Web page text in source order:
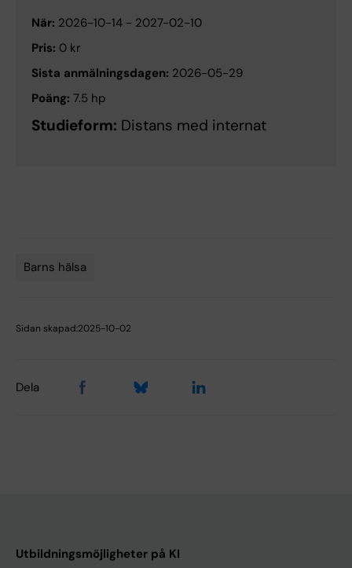
När: 2026-10-14 - 2027-02-10
Pris: 0 kr
Sista anmälningsdagen: 2026-05-29
Poäng: 7.5 hp
Studieform: Distans med internat
Barns hälsa
Sidan skapad:2025-10-02
Dela
Utbildningsmöjligheter på KI